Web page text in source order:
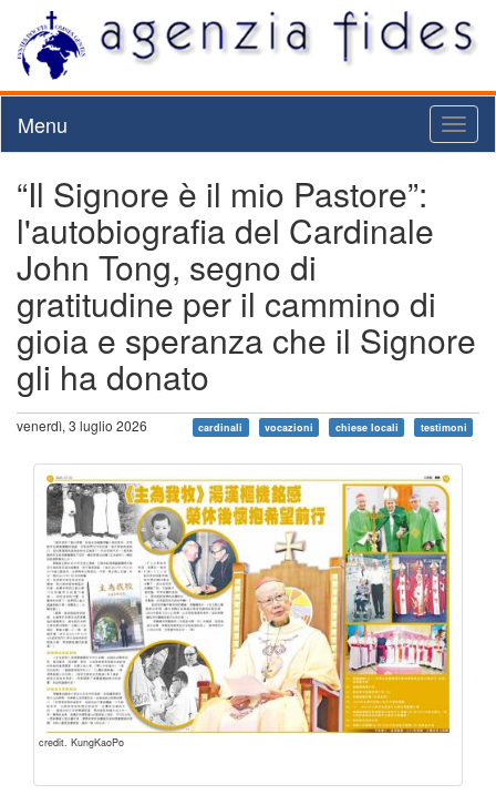
Menu
“Il Signore è il mio Pastore”:
l'autobiografia del Cardinale
John Tong, segno di
gratitudine per il cammino di
gioia e speranza che il Signore
gli ha donato
venerdì, 3 luglio 2026 cardinali vocazioni chiese locali testimoni
credit. KungKaoPo